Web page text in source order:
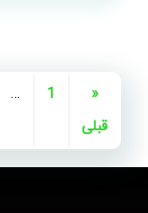
«
قبلی
1
…